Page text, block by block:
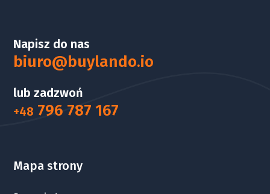
Napisz do nas
biuro@buylando.io
lub zadzwoń
+48 796 787 167
Mapa strony